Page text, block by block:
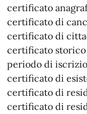
certificato
certificato di
certificato di
certificato
periodo di
certificato di
certificato di
certificato di